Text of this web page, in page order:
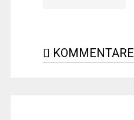
KOMMENTARE